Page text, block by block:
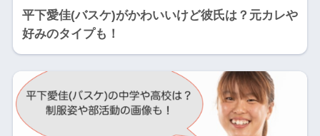
平下愛佳(バスケ)がかわいいけど彼氏は？元カレや
好みのタイプも！